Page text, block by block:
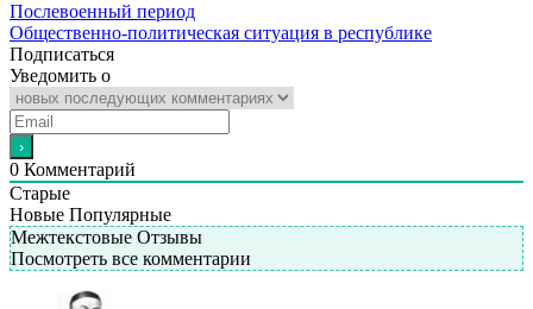
Послевоенный период
Общественно-политическая ситуация в республике
Подписаться
Уведомить о
0 Комментарий
Старые
Новые Популярные
Межтекстовые Отзывы
Посмотреть все комментарии